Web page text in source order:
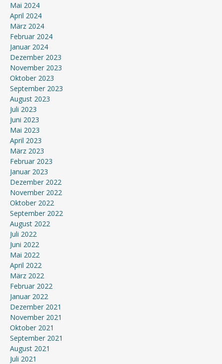
Mai 2024
April 2024
März 2024
Februar 2024
Januar 2024
Dezember 2023
November 2023
Oktober 2023
September 2023
August 2023
Juli 2023
Juni 2023
Mai 2023
April 2023
März 2023
Februar 2023
Januar 2023
Dezember 2022
November 2022
Oktober 2022
September 2022
August 2022
Juli 2022
Juni 2022
Mai 2022
April 2022
März 2022
Februar 2022
Januar 2022
Dezember 2021
November 2021
Oktober 2021
September 2021
August 2021
Juli 2021